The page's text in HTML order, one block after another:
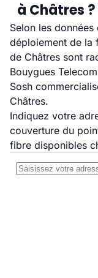
à Châtres ?
Selon les
déploiement de la
de Châtres sont
Bouygues
Sosh
Châtres.
Indiquez votre
couverture du
fibre disponibles